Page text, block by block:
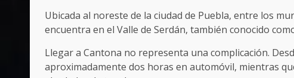
Ubicada al noreste de la ciudad de Puebla, entre los
encuentra en el Valle de Serdán, también conocido
Llegar a Cantona no representa una complicación.
aproximadamente dos horas en automóvil, mientras